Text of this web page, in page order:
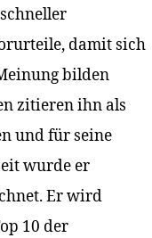
damit sich
bilden
zitieren ihn als
und für seine
wurde er
Er wird
10 der